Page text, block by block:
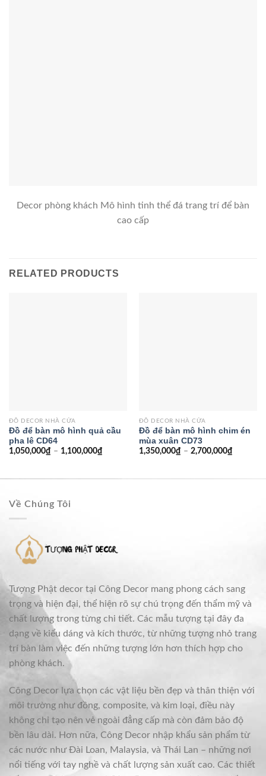
Decor phòng khách Mô hình tinh thể đá trang trí để bàn
cao cấp
RELATED PRODUCTS
ĐỒ DECOR NHÀ CỬA
Đồ để bàn mô hình quả cầu
pha lê CD64
1,050,000₫ – 1,100,000₫
ĐỒ DECOR NHÀ CỬA
Đồ để bàn mô hình chim én
mùa xuân CD73
1,350,000₫ – 2,700,000₫
Về Chúng Tôi
Tượng Phật decor tại Công Decor mang phong cách sang
trọng và hiện đại, thể hiện rõ sự chú trọng đến thẩm mỹ và
chất lượng trong từng chi tiết. Các mẫu tượng tại đây đa
dạng về kiểu dáng và kích thước, từ những tượng nhỏ trang
trí bàn làm việc đến những tượng lớn hơn thích hợp cho
phòng khách.
Công Decor lựa chọn các vật liệu bền đẹp và thân thiện với
môi trường như đồng, composite, và kim loại, điều này
không chỉ tạo nên vẻ ngoài đẳng cấp mà còn đảm bảo độ
bền lâu dài. Hơn nữa, Công Decor nhập khẩu sản phẩm từ
các nước như Đài Loan, Malaysia, và Thái Lan – những nơi
nổi tiếng với tay nghề và chất lượng sản xuất cao. Các thiết